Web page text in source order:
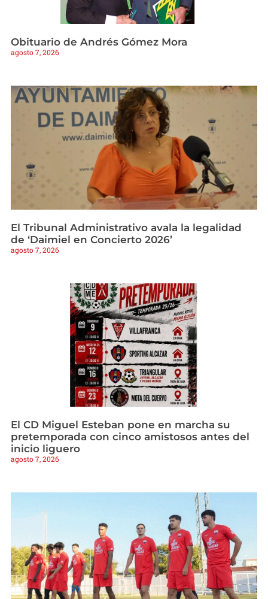
Obituario de Andrés Gómez Mora
agosto 7, 2026
El Tribunal Administrativo avala la legalidad
de ‘Daimiel en Concierto 2026’
agosto 7, 2026
El CD Miguel Esteban pone en marcha su
pretemporada con cinco amistosos antes del
inicio liguero
agosto 7, 2026